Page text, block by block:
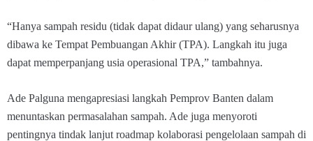
“Hanya sampah residu (tidak dapat didaur ulang) yang seharusnya
dibawa ke Tempat Pembuangan Akhir (TPA). Langkah itu juga
dapat memperpanjang usia operasional TPA,” tambahnya.
Ade Palguna mengapresiasi langkah Pemprov Banten dalam
menuntaskan permasalahan sampah. Ade juga menyoroti
pentingnya tindak lanjut roadmap kolaborasi pengelolaan sampah di